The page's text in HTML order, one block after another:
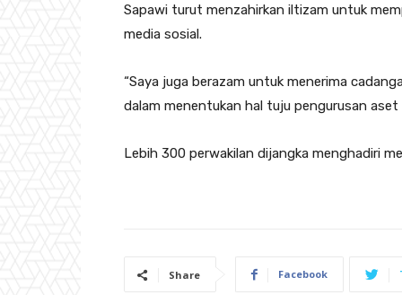
Sapawi turut menzahirkan iltizam untuk
media sosial.
“Saya juga berazam untuk menerima
dalam menentukan hal tuju pengurusan
Lebih 300 perwakilan dijangka menghadiri
Share Facebook